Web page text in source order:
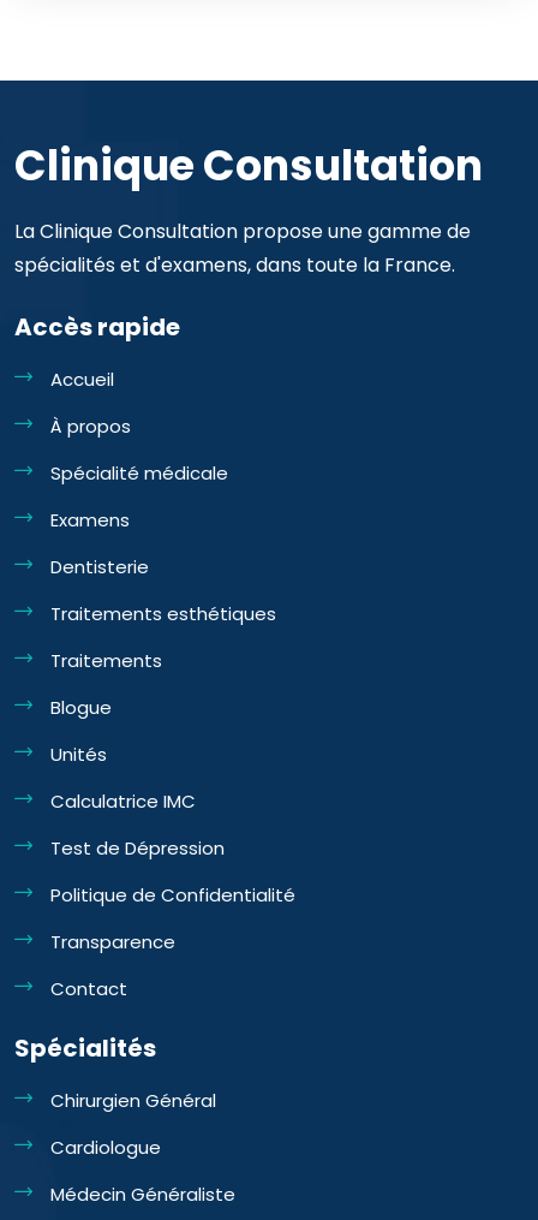
Clinique Consultation
La Clinique Consultation propose une gamme de
spécialités et d'examens, dans toute la France.
Accès rapide
Accueil
À propos
Spécialité médicale
Examens
Dentisterie
Traitements esthétiques
Traitements
Blogue
Unités
Calculatrice IMC
Test de Dépression
Politique de Confidentialité
Transparence
Contact
Spécialités
Chirurgien Général
Cardiologue
Médecin Généraliste